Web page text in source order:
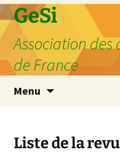
GeSi
Association des
de France
Menu
Liste de la